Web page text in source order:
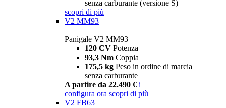
senza carburante (versione S)
scopri di più
V2 MM93
Panigale V2 MM93
120 CV Potenza
93,3 Nm Coppia
175,5 kg Peso in ordine di marcia
senza carburante
A partire da 22.490 € i
configura ora scopri di più
V2 FB63